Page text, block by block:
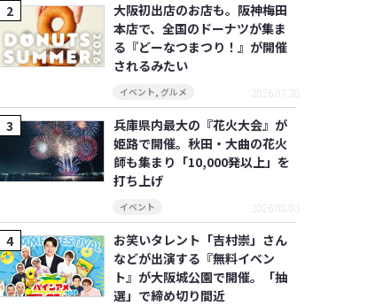
大阪初出店のお店も。阪神梅田
本店で、全国のドーナツが集ま
る『どーなつまつり！』が開催
されるみたい
イベント,グルメ 2026.07.28
兵庫県内最大の『花火大会』が
姫路で開催。秋田・大曲の花火
師も集まり「10,000発以上」を
打ち上げ
イベント 2026.08.03
お笑いタレント「吉村崇」さん
などが出演する『無料イベン
ト』が大阪城公園で開催。「抽
選」で締め切り間近